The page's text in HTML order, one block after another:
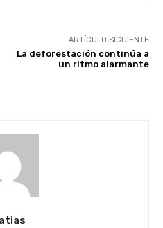
ARTÍCULO SIGUIENTE
La deforestación continúa a
un ritmo alarmante